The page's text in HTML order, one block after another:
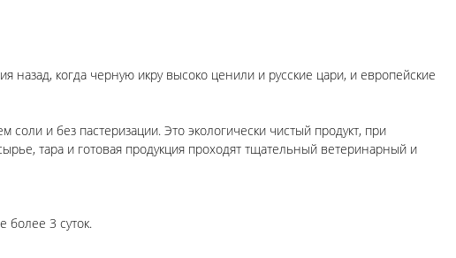
назад, когда черную икру высоко ценили и русские цари, и европейские
и без пастеризации. Это экологически чистый продукт, при
тара и готовая продукция проходят тщательный ветеринарный и
более 3 суток.